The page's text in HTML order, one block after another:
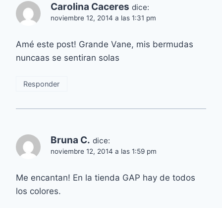
Carolina Caceres dice:
noviembre 12, 2014 a las 1:31 pm
Amé este post! Grande Vane, mis bermudas
nuncaas se sentiran solas
Responder
Bruna C. dice:
noviembre 12, 2014 a las 1:59 pm
Me encantan! En la tienda GAP hay de todos
los colores.